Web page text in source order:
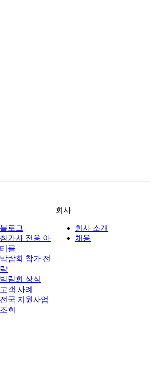
블로그
참가사 전용 아
티클
박람회 참가 전
략
박람회 상식
고객 사례
전국 지원사업
조회
회사
회사 소개
채용